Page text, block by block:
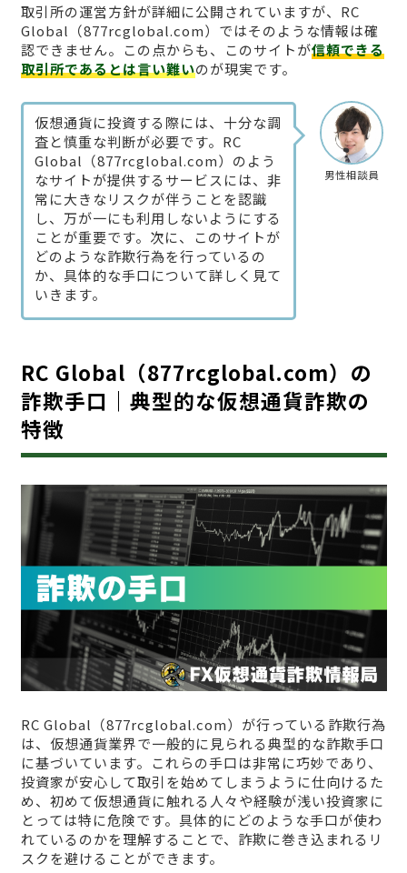
取引所の運営方針が詳細に公開されていますが、RC
Global（877rcglobal.com）ではそのような情報は確
認できません。この点からも、このサイトが信頼できる
取引所であるとは言い難いのが現実です。
男性相談員
仮想通貨に投資する際には、十分な調
査と慎重な判断が必要です。RC
Global（877rcglobal.com）のよう
なサイトが提供するサービスには、非
常に大きなリスクが伴うことを認識
し、万が一にも利用しないようにする
ことが重要です。次に、このサイトが
どのような詐欺行為を行っているの
か、具体的な手口について詳しく見て
いきます。
RC Global（877rcglobal.com）の
詐欺手口｜典型的な仮想通貨詐欺の
特徴
RC Global（877rcglobal.com）が行っている詐欺行為
は、仮想通貨業界で一般的に見られる典型的な詐欺手口
に基づいています。これらの手口は非常に巧妙であり、
投資家が安心して取引を始めてしまうように仕向けるた
め、初めて仮想通貨に触れる人々や経験が浅い投資家に
とっては特に危険です。具体的にどのような手口が使わ
れているのかを理解することで、詐欺に巻き込まれるリ
スクを避けることができます。